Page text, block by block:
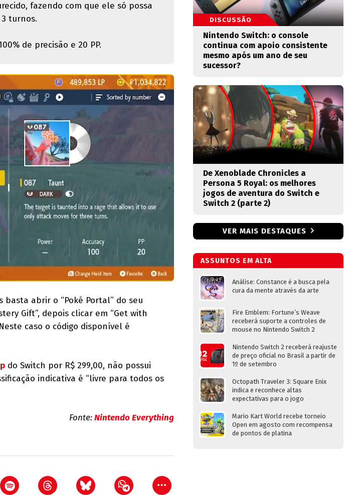
fazendo com que ele só possa
turnos.
de precisão e 20 PP.
basta abrir o “Poké Portal” do seu
Gift”, depois clicar em “Get with
caso o código disponível é
do Switch por R$ 299,00, não possui
indicativa é “livre para todos os
Fonte:Nintendo Everything
DISCUSSÃO
Nintendo Switch: o console
continua com apoio consistente
mesmo após um ano de seu
sucessor?
De Xenoblade Chronicles a
Persona 5 Royal: os melhores
jogos de aventura do Switch e
Switch 2 (parte 2)
VER MAIS DESTAQUES
ASSUNTOS EM ALTA
Análise: Constance é a busca pela
cura da mente através da arte
Fire Emblem: Fortune’s Weave
receberá suporte a controles de
mouse no Nintendo Switch 2
Nintendo Switch 2 receberá reajuste
de preço oficial no Brasil a partir de
1º de setembro
Octopath Traveler 3: Square Enix
indica e reconhece altas
expectativas para o jogo
Mario Kart World recebe torneio
Open em agosto com recompensa
de pontos de platina